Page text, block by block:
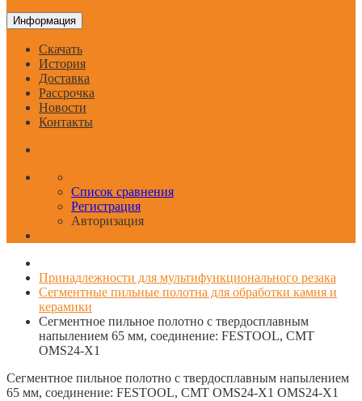
Информация
Скачать
История
Доставка
Рассрочка
Новости
Контакты
Список сравнения
Регистрация
Авторизация
Принадлежности для мультифункционального резака
Сегментные пильные полотна для обработки камня и
керамики
Сегментное пильное полотно с твердосплавным
напылением 65 мм, соединение: FESTOOL, CMT
OMS24-X1
Сегментное пильное полотно с твердосплавным напылением
65 мм, соединение: FESTOOL, CMT OMS24-X1 OMS24-X1